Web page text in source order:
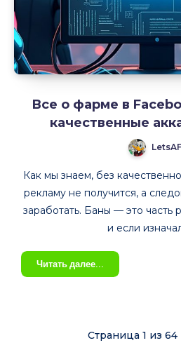
из
PWA
Все о фарме в
качественные
Как мы знаем, без
рекламу не получится, а
заработать. Баны — это часть
и если
Читать далее...
о
Страница 1 из 64